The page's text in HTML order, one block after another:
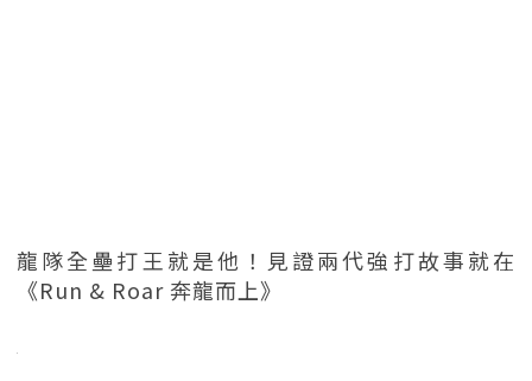
龍隊全壘打王就是他！見證兩代強打故事就在
《Run & Roar 奔龍而上》